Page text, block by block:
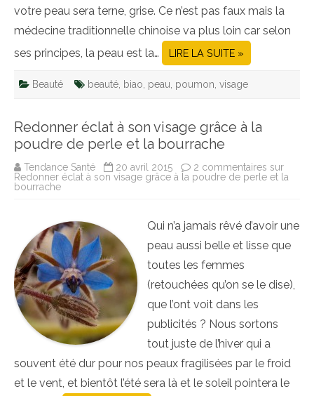
votre peau sera terne, grise. Ce n’est pas faux mais la
médecine traditionnelle chinoise va plus loin car selon
ses principes, la peau est la…
LIRE LA SUITE »
Beauté beauté biao peau poumon visage
Redonner éclat à son visage grâce à la
poudre de perle et la bourrache
Tendance Santé 20 avril 2015 2 commentaires sur
Redonner éclat à son visage grâce à la poudre de perle et la
bourrache
Qui n’a jamais rêvé d’avoir une
peau aussi belle et lisse que
toutes les femmes
(retouchées qu’on se le dise),
que l’ont voit dans les
publicités ? Nous sortons
tout juste de l’hiver qui a
souvent été dur pour nos peaux fragilisées par le froid
et le vent, et bientôt l’été sera là et le soleil pointera le